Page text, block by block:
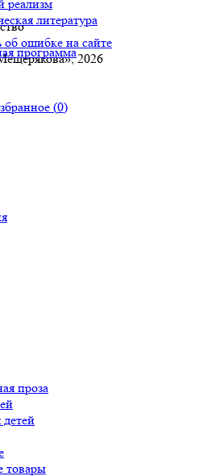
литература
программа
ошибке на сайте
2026
(0)
проза
товары